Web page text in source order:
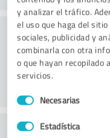
y analizar el tráfico.
el uso que haga del
sociales, publicidad y
combinarla con otra
o que hayan recopilado
servicios.
Selección
de
Necesarias
Estadística
Servicio